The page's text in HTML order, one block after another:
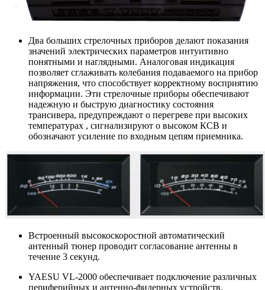
Два больших стрелочных приборов делают показания
значений электрических параметров интуитивно
понятными и наглядными. Аналоговая индикация
позволяет сглаживать колебания подаваемого на прибор
напряжения, что способствует корректному восприятию
информации. Эти стрелочные приборы обеспечивают
надежную и быструю диагностику состояния
трансивера, предупреждают о перегреве при высоких
температурах , сигнализируют о высоком КСВ и
обозначают усиление по входным цепям приемника.
Встроенный высокоскоростной автоматический
антенный тюнер проводит согласование антенны в
течение 3 секунд.
YAESU VL-2000 обеспечивает подключение различных
периферийных и антенно-фидерных устройств.